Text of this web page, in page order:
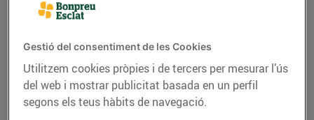
Gestió del consentiment de les Cookies
Utilitzem cookies pròpies i de tercers per mesurar l’ús
del web i mostrar publicitat basada en un perfil
segons els teus hàbits de navegació.